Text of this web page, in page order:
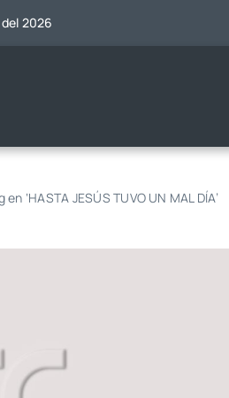
2026
‘HASTA JESÚS TUVO UN MAL DÍA’